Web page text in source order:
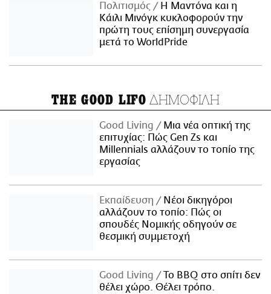
Πολιτισμός
Η Μαντόνα και η
Κάιλι Μινόγκ κυκλοφορούν την
πρώτη τους επίσημη συνεργασία
μετά το WorldPride
THE GOOD LIFO ΔΗΜΟΦΙΛΗ
Good Living
Μια νέα οπτική της
επιτυχίας: Πώς Gen Zs και
Millennials αλλάζουν το τοπίο της
εργασίας
Εκπαίδευση
Νέοι δικηγόροι
αλλάζουν το τοπίο: Πώς οι
σπουδές Νομικής οδηγούν σε
θεσμική συμμετοχή
Good Living
Το BBQ στο σπίτι δεν
θέλει χώρο. Θέλει τρόπο.